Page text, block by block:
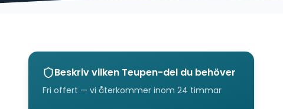
Beskriv vilken Teupen-del du behöver
Fri offert — vi återkommer inom 24 timmar